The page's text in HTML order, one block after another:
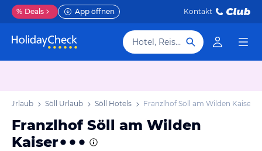
% Deals App öffnen Kontakt
Hotel, Reiseziel
Urlaub Söll Urlaub Söll Hotels Franzlhof Söll am Wilden Kaiser
Franzlhof Söll am Wilden
Kaiser